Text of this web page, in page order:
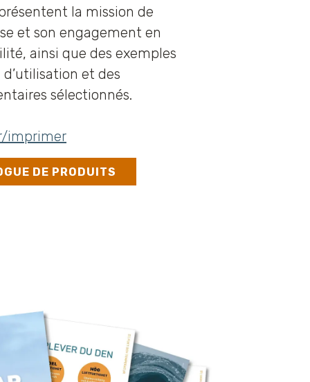
la mission de
et son engagement en
ainsi que des exemples
et des
sélectionnés.
imprimer
DE PRODUITS